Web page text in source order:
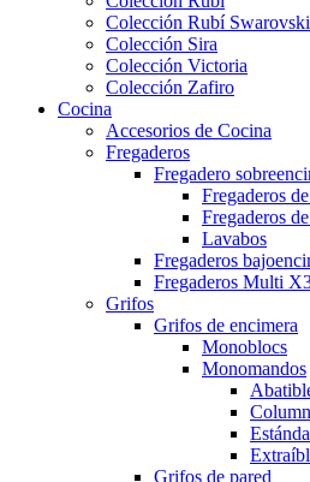
Colección Rubí Swarovski
Colección Sira
Colección Victoria
Colección Zafiro
Cocina
Accesorios de Cocina
Fregaderos
Fregadero
Fregaderos
Fregaderos
Lavabos
Fregaderos
Fregaderos Multi
Grifos
Grifos de encimera
Monoblocs
Monomandos
Grifos de pared